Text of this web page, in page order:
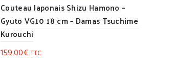
Couteau Japonais Shizu Hamono –
Gyuto VG10 18 cm – Damas Tsuchime
Kurouchi
159.00€TTC